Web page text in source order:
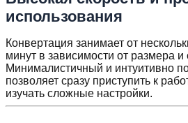
использования
Конвертация занимает от
минут в зависимости от размера
Минималистичный и интуитивно
позволяет сразу приступить к
изучать сложные настройки.